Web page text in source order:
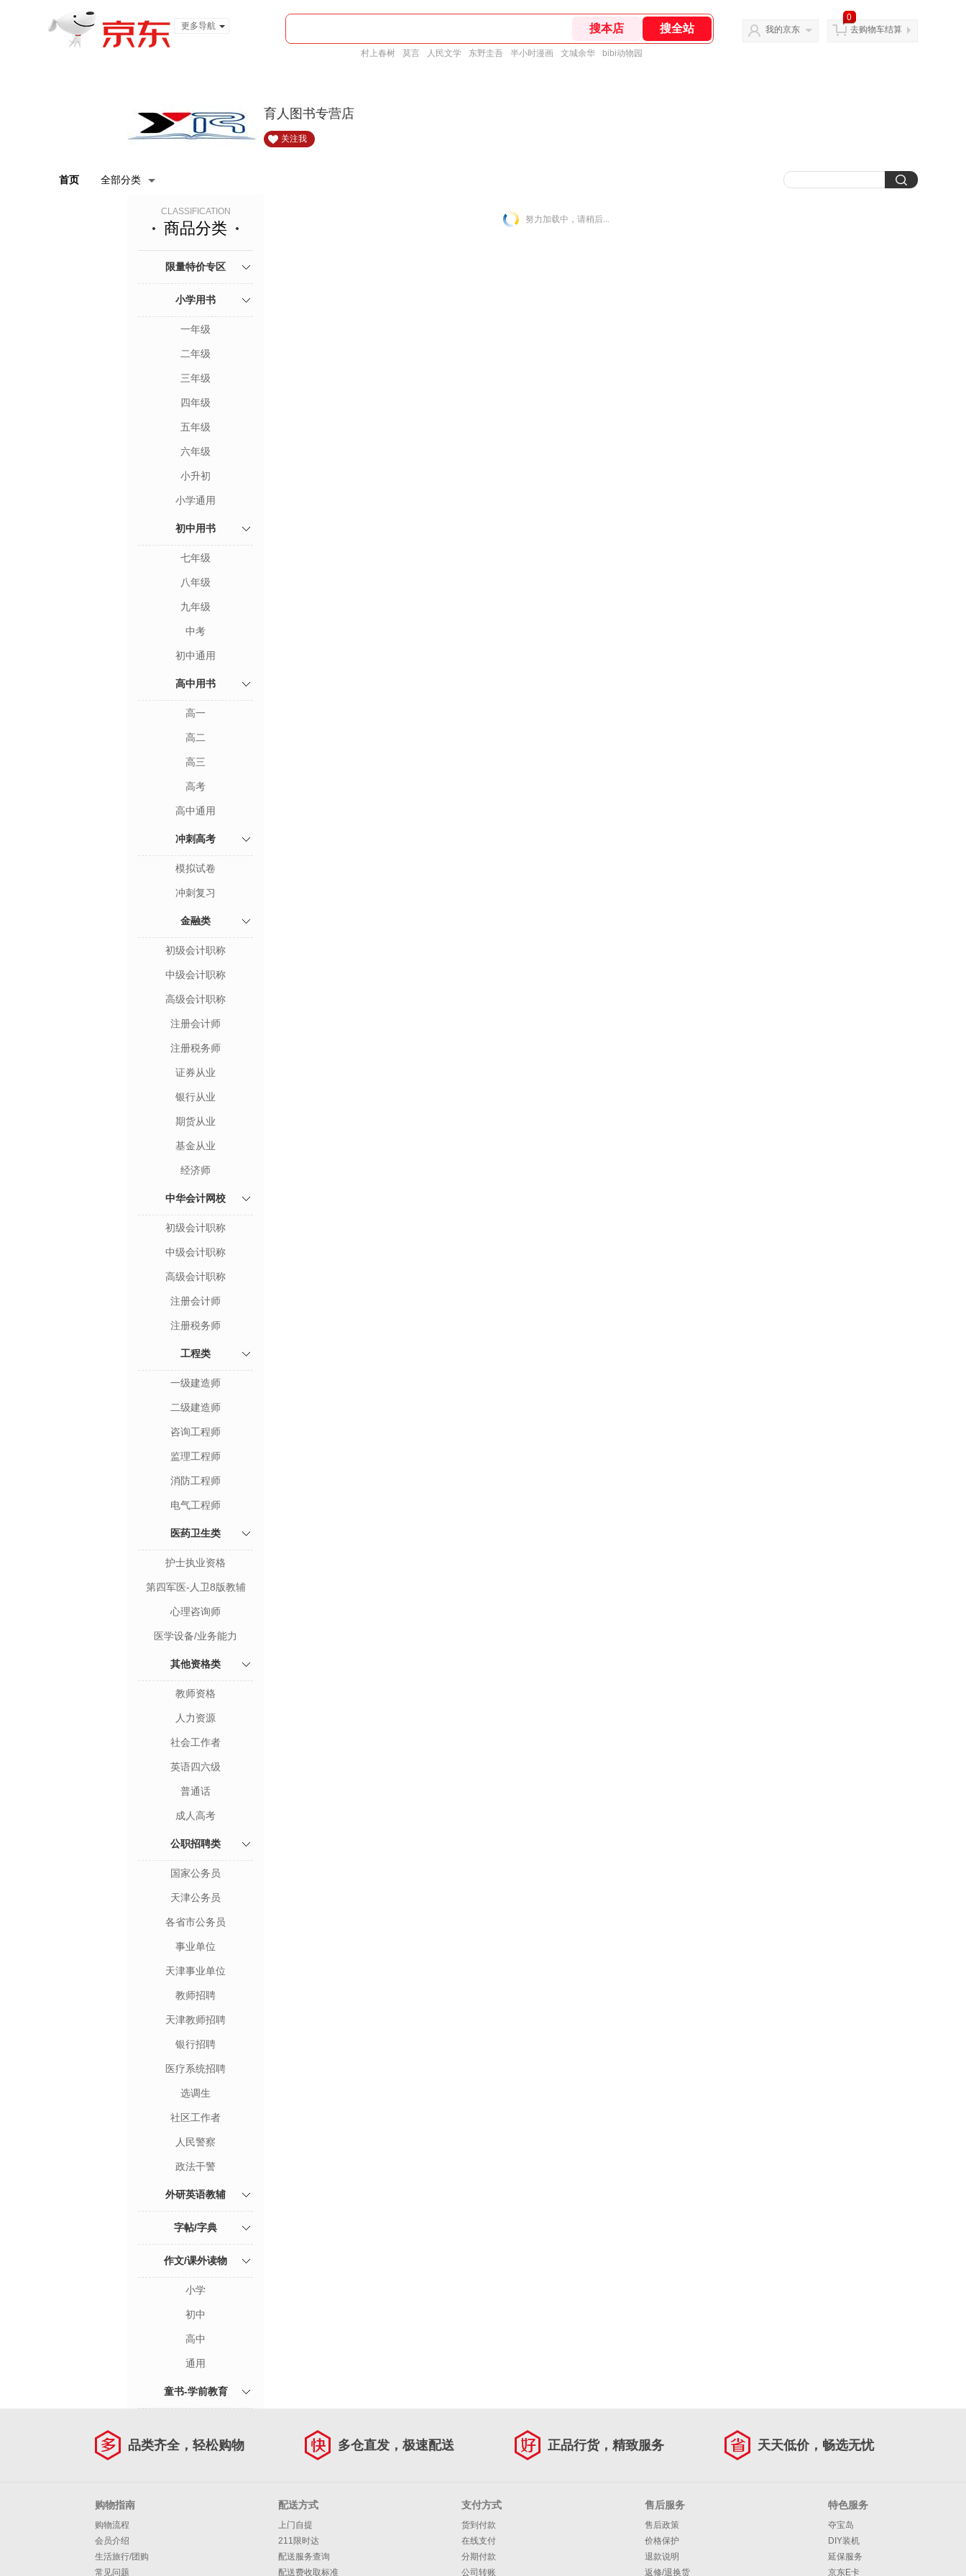
更多导航
村上春树 莫言 人民文学 东野圭吾 半小时漫画 文城余华 bibi动物园
我的京东
0
去购物车结算
育人图书专营店
关注我
首页 全部分类
CLASSIFICATION
商品分类
限量特价专区
小学用书
一年级
二年级
三年级
四年级
五年级
六年级
小升初
小学通用
初中用书
七年级
八年级
九年级
中考
初中通用
高中用书
高一
高二
高三
高考
高中通用
冲刺高考
模拟试卷
冲刺复习
金融类
初级会计职称
中级会计职称
高级会计职称
注册会计师
注册税务师
证券从业
银行从业
期货从业
基金从业
经济师
中华会计网校
初级会计职称
中级会计职称
高级会计职称
注册会计师
注册税务师
工程类
一级建造师
二级建造师
咨询工程师
监理工程师
消防工程师
电气工程师
医药卫生类
护士执业资格
第四军医-人卫8版教辅
心理咨询师
医学设备/业务能力
其他资格类
教师资格
人力资源
社会工作者
英语四六级
普通话
成人高考
公职招聘类
国家公务员
天津公务员
各省市公务员
事业单位
天津事业单位
教师招聘
天津教师招聘
银行招聘
医疗系统招聘
选调生
社区工作者
人民警察
政法干警
外研英语教辅
字帖/字典
作文/课外读物
小学
初中
高中
通用
童书-学前教育
努力加载中，请稍后...
品类齐全，轻松购物 多仓直发，极速配送 正品行货，精致服务 天天低价，畅选无忧
购物指南
购物流程
会员介绍
生活旅行/团购
常见问题
配送方式
上门自提
211限时达
配送服务查询
配送费收取标准
支付方式
货到付款
在线支付
分期付款
公司转账
售后服务
售后政策
价格保护
退款说明
返修/退换货
特色服务
夺宝岛
DIY装机
延保服务
京东E卡